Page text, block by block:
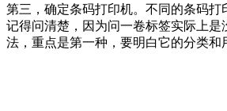
第三，确定条码打印机。不同的条码
记得问清楚，因为问一卷标签实际上
法，重点是第一种，要明白它的分类和